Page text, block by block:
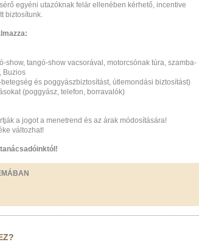
egyéni utazóknak felár ellenében kérhető, incentive
biztosítunk.
show, tangó-show vacsorával, motorcsónak túra, szamba-
Buzios
és poggyászbiztosítást, útlemondási biztosítást)
(poggyász, telefon, borravalók)
a jogot a menetrend és az árak módosítására!
változhat!